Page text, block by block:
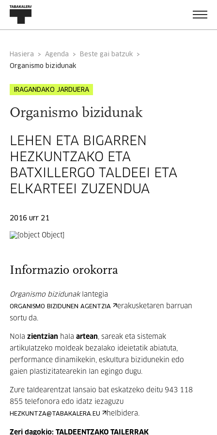
Hasiera Agenda
Beste gai batzuk
organismo bizidunak
IRAGANDAKO JARDUERA
Organismo bizidunak
LEHEN ETA BIGARREN
HEZKUNTZAKO ETA
BATXILLERGO TALDEEI ETA
ELKARTEEI ZUZENDUA
2016 urr 21
Informazio orokorra
Organismo bizidunaklantegia
ORGANISMO BIZIDUNEN AGENTZIA
erakusketaren barruan
sortu da.
Nola zientzian hala artean, sareak eta sistemak
artikulatzeko moldeak bezalako ideietatik abiatuta,
performance dinamikekin, eskultura bizidunekin edo
gaien plastizitatearekin lan egingo dugu.
Zure taldearentzat lansaio bat eskatzeko deitu 943 118
855 telefonora edo idatz iezaguzu
HEZKUNTZA@TABAKALERA.EU helbidera.
Zeri dagokio: TALDEENTZAKO TAILERRAK